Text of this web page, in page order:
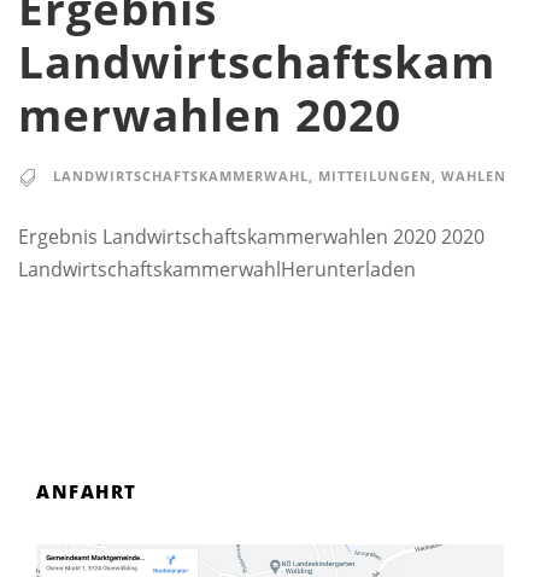
Landwirtschaftskam
merwahlen 2020
LANDWIRTSCHAFTSKAMMERWAHL, MITTEILUNGEN , WAHLEN
Ergebnis Landwirtschaftskammerwahlen 2020 2020
LandwirtschaftskammerwahlHerunterladen
ANFAHRT